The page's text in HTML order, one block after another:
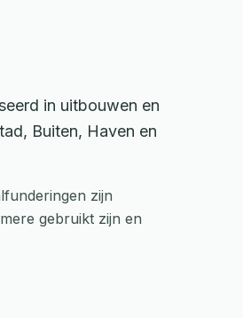
in uitbouwen en
Buiten, Haven en
zijn
gebruikt zijn en